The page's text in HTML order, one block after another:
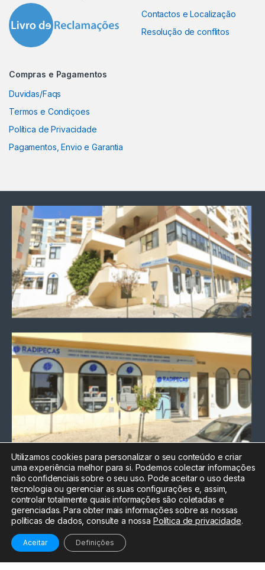
Contactos e Localização
Resolução de conflitos
Compras e Pagamentos
Duvidas/Faqs
Termos e Condiçoes
Política de Privacidade
Pagamentos, Envio e Garantia
Chamada para a rede fixa
nacional
Electrónica:212
588 047
Informática:212
588 044
Utilizamos cookies para personalizar o seu conteúdo e criar
uma experiência melhor para si. Podemos colectar informações
não confidenciais sobre o seu uso. Pode aceitar o uso desta
tecnologia ou gerenciar as suas configurações e, assim,
controlar totalmente quais informações são coletadas e
gerenciadas. Para obter mais informações sobre as nossas
políticas de dados, consulte a nossa Política de privacidade.
Aceitar Definições